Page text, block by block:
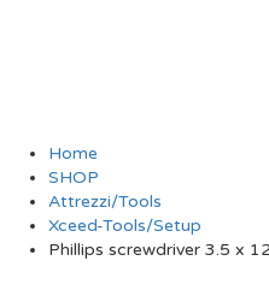
Home
SHOP
Attrezzi/Tools
Xceed-Tools/Setup
Phillips screwdriver 3.5 x